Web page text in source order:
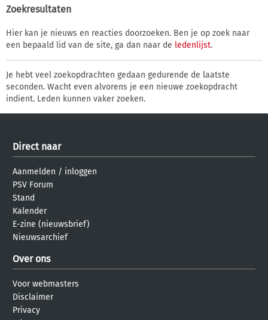
Zoekresultaten
Hier kan je nieuws en reacties doorzoeken. Ben je op zoek naar
een bepaald lid van de site, ga dan naar de ledenlijst.
Je hebt veel zoekopdrachten gedaan gedurende de laatste
seconden. Wacht even alvorens je een nieuwe zoekopdracht
indient. Leden kunnen vaker zoeken.
Direct naar
Aanmelden / inloggen
PSV Forum
Stand
Kalender
E-zine (nieuwsbrief)
Nieuwsarchief
Over ons
Voor webmasters
Disclaimer
Privacy